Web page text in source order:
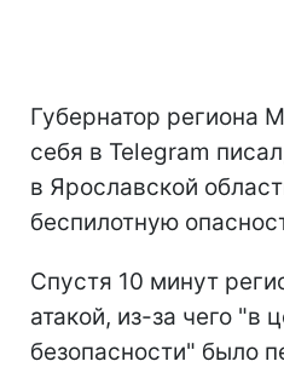
Губернатор региона
себя в Telegram
в Ярославской
беспилотную
Спустя 10 минут
атакой, из-за чего "в
безопасности" было